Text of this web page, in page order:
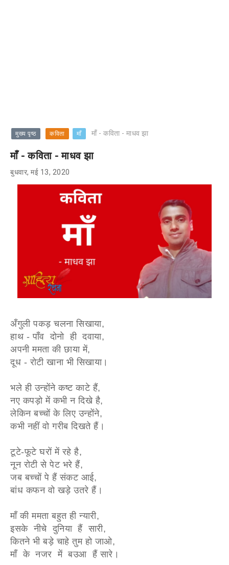
मुख्य पृष्ठ कविता माँ माँ - कविता - माधव झा
माँ - कविता - माधव झा
बुधवार, मई 13, 2020
अँगुली पकड़ चलना सिखाया,
हाथ - पाँव दोनो ही दवाया,
अपनी ममता की छाया में,
दूध - रोटी खाना भी सिखाया।
भले ही उन्होंने कष्ट काटे हैं,
नए कपड़ो में कभी न दिखे है,
लेकिन बच्चों के लिए उन्होंने,
कभी नहीं वो गरीब दिखते हैं।
टूटे-फूटे घरों में रहे है,
नून रोटी से पेट भरे हैं,
जब बच्चों पे हैं संकट आई,
बांध कफन वो खड़े उतरे हैं।
माँ की ममता बहुत ही न्यारी,
इसके नीचे दुनिया हैं सारी,
कितने भी बड़े चाहे तुम हो जाओ,
माँ के नजर में बउआ हैं सारे।